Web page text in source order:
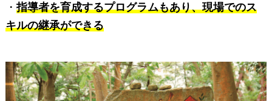
・指導者を育成するプログラムもあり、現場でのス
キルの継承ができる